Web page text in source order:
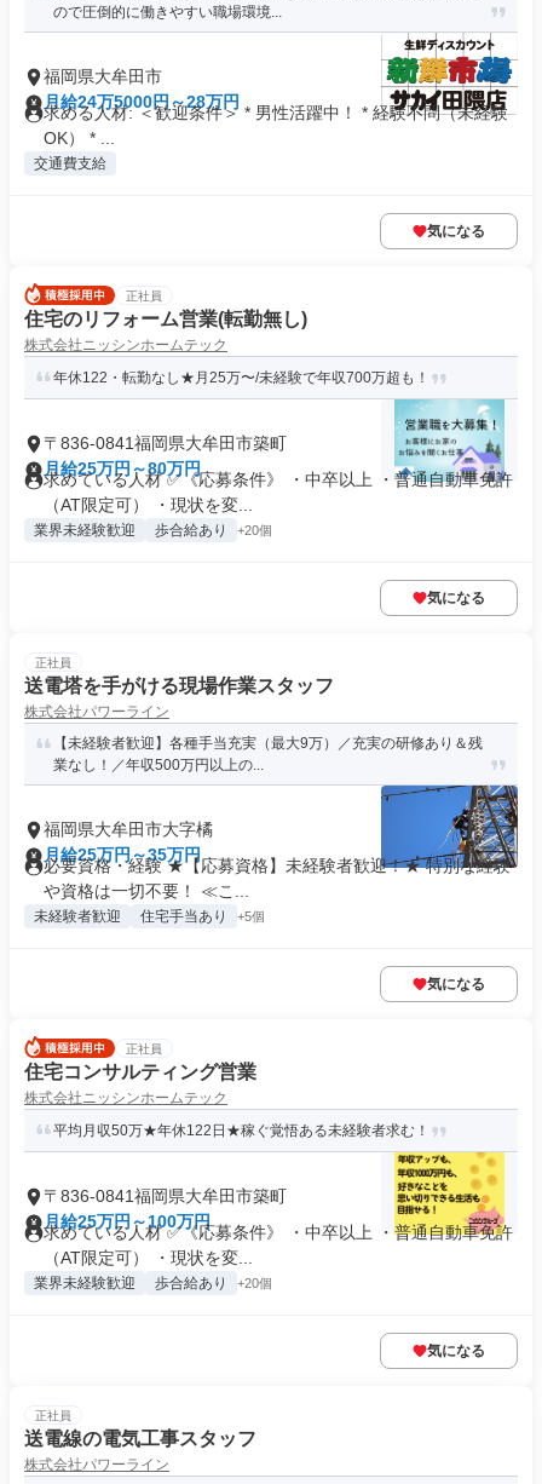
ので圧倒的に働きやすい職場環境...
福岡県大牟田市
月給24万5000円～28万円
求める人材: ＜歓迎条件＞ * 男性活躍中！ * 経験不問（未経験
OK） * ...
交通費支給
気になる
正社員
住宅のリフォーム営業(転勤無し)
株式会社ニッシンホームテック
年休122・転勤なし★月25万〜/未経験で年収700万超も！
〒836-0841福岡県大牟田市築町
月給25万円～80万円
求めている人材 ✅《応募条件》 ・中卒以上 ・普通自動車免許
（AT限定可） ・現状を変...
業界未経験歓迎 歩合給あり +20個
気になる
正社員
送電塔を手がける現場作業スタッフ
株式会社パワーライン
【未経験者歓迎】各種手当充実（最大9万）／充実の研修あり＆残
業なし！／年収500万円以上の...
福岡県大牟田市大字橘
月給25万円～35万円
必要資格・経験 ★【応募資格】未経験者歓迎！★ 特別な経験
や資格は一切不要！ ≪こ...
未経験者歓迎 住宅手当あり +5個
気になる
正社員
住宅コンサルティング営業
株式会社ニッシンホームテック
平均月収50万★年休122日★稼ぐ覚悟ある未経験者求む！
〒836-0841福岡県大牟田市築町
月給25万円～100万円
求めている人材 ✅《応募条件》 ・中卒以上 ・普通自動車免許
（AT限定可） ・現状を変...
業界未経験歓迎 歩合給あり +20個
気になる
正社員
送電線の電気工事スタッフ
株式会社パワーライン